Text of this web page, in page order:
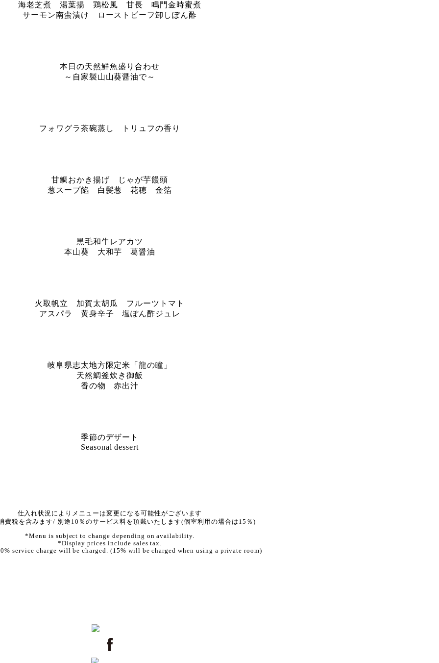
海老芝煮 湯葉揚 鶏松風 甘長 鳴門金時蜜煮
サーモン南蛮漬け ローストビーフ卸しぽん酢
本日の天然鮮魚盛り合わせ
～自家製山山葵醤油で～
フォワグラ茶碗蒸し トリュフの香り
甘鯛おかき揚げ じゃが芋饅頭
葱スープ餡 白髪葱 花穂 金箔
黒毛和牛レアカツ
本山葵 大和芋 葛醤油
火取帆立 加賀太胡瓜 フルーツトマト
アスパラ 黄身辛子 塩ぽん酢ジュレ
岐阜県志太地方限定米「龍の瞳」
天然鯛釜炊き御飯
香の物 赤出汁
季節のデザート
Seasonal dessert
仕入れ状況によりメニューは変更になる可能性がございます
費税を含みます/ 別途10％のサービス料を頂戴いたします(個室利用の場合は15％)
*Menu is subject to change depending on availability.
*Display prices include sales tax.
service charge will be charged. (15% will be charged when using a private room)